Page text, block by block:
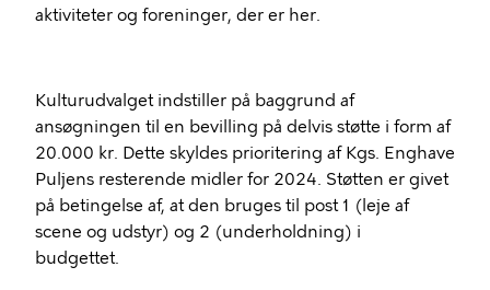
aktiviteter og foreninger, der er her.
Kulturudvalget indstiller på baggrund af
ansøgningen til en bevilling på delvis støtte i form af
20.000 kr. Dette skyldes prioritering af Kgs. Enghave
Puljens resterende midler for 2024. Støtten er givet
på betingelse af, at den bruges til post 1 (leje af
scene og udstyr) og 2 (underholdning) i
budgettet.